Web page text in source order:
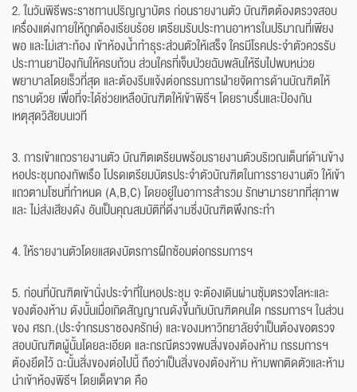
2. ในวันพิธีพระราชทานปริญญาบัตร ก่อนรายงานตัว บัณฑิตต้องตรวจสอบ
เครื่องแต่งกายให้ถูกต้องเรียบร้อย เตรียมรับประทานอาหารในปริมาณที่เพียง
พอ และไม่เสาะท้อง เข้าห้องน้ำทำธุระส่วนตัวให้เสร็จ ใครมีโรคประจำตัวควรรับ
ประทานยาป้องกันให้ครบถ้วน ส่วนใครที่เจ็บป่วยฉับพลันให้รีบไปพบหน่วย
พยาบาลโดยเร็วที่สุด และต้องรีบแจ้งต่อกรรมการฝ่ายจัดการด้านบัณฑิตให้
ทราบด้วย เพื่อที่จะได้ช่วยเหลือบัณฑิตให้เข้าพิธีฯ โดยราบรื่นและป้องกัน
เหตุสุดวิสัยบนเวที
3. การเข้าแถวรายงานตัว บัณฑิตเตรียมพร้อมรายงานตัวบริเวณเต็นท์ด้านข้าง
หอประชุมกองทัพเรือ โปรดเตรียมบัตรประจำตัวบัณฑิตในการรายงานตัว ให้เข้า
แถวตามโซนที่กำหนด (A,B,C) โดยอยู่ในอาการสำรวม รักษามารยาทที่สุภาพ
และ ไม่ส่งเสียงดัง อันเป็นคุณสมบัติที่ดีงามซึ่งบัณฑิตพึงกระทำ
4. ให้รายงานตัวโดยแสดงบัตรการฝึกซ้อมต่อกรรมการฯ
5. ก่อนที่บัณฑิตเข้านั่งประจำที่ในหอประชุม จะต้องเดินผ่านซุ้มตรวจโลหะและ
ของต้องห้าม ดังนั้นเมื่อเกิดสัญญาณดังขึ้นกับบัณฑิตคนใด กรรมการฯ ในส่วน
ของ ศรภ.(ประจำกรมราชองครักษ์) และของมหาวิทยาลัยจำเป็นต้องขอตรวจ
สอบบัณฑิตผู้นั้นโดยละเอียด และกรณีตรวจพบสิ่งของต้องห้าม กรรมการฯ
ต้องยึดไว้ ฉะนั้นสิ่งของต่อไปนี้ ถือว่าเป็นสิ่งของต้องห้าม ห้ามพกติดตัวและห้าม
นำเข้าห้องพิธีฯ โดยเด็ดขาด คือ